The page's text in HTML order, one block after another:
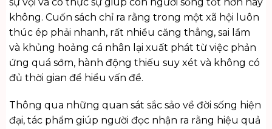
không. Cuốn sách chỉ ra rằng trong một xã hội luôn
thúc ép phải nhanh, rất nhiều căng thẳng, sai lầm
và khủng hoảng cá nhân lại xuất phát từ việc phản
ứng quá sớm, hành động thiếu suy xét và không có
đủ thời gian để hiểu vấn đề.
Thông qua những quan sát sắc sảo về đời sống hiện
đại, tác phẩm giúp người đọc nhận ra rằng hiệu quả